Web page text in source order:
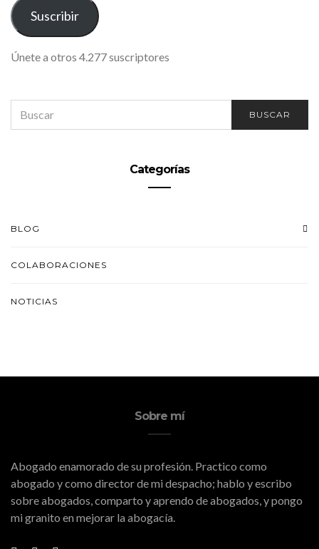
ELECTRÓNICO
Suscribir
Únete a otros 4.277 suscriptores
FOR:
BUSCAR
Categorías
BLOG
COLABORACIONES
NOTICIAS
Sobre mí
Abogado enamorado de su profesión. Practico como
abogado y como director de mi despacho; hablo y escribo
sobre abogados, comparto y aprendo de abogados, y pongo
mi granito en mejorar la abogacía.